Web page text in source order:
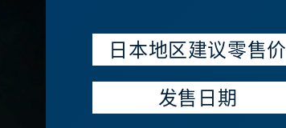
日本地区建议零售价
发售日期